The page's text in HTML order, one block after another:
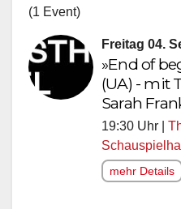
(1 Event)
Freitag 04.
»End of
(UA) - mit
Sarah
19:30 Uhr |
mehr Details